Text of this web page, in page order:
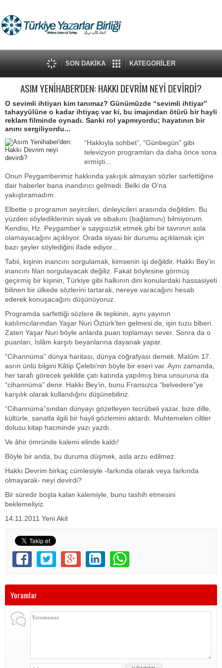
SON DAKİKA KATEGORİLER
ASIM YENİHABER'DEN: HAKKI DEVRİM NEYİ DEVİRDİ?
O sevimli ihtiyarı kim tanımaz? Günümüzde “sevimli ihtiyar”
tahayyülüne o kadar ihtiyaç var ki, bu imajından ötürü bir hayli
reklam filminde oynadı. Sanki rol yapmıyordu; hayatının bir
anını sergiliyordu...
“Hakkıyla sohbet”, “Günbegün” gibi
televizyon programları da daha önce sona
ermişti...
Onun Peygamberimiz hakkında yakışık almayan sözler sarfettiğine
dair haberler bana inandırıcı gelmedi. Belki de O’na
yakıştıramadım.
Elbette o programın seyircileri, dinleyicileri arasında değildim. Bu
yüzden söylediklerinin siyak ve sibakını (bağlamını) bilmiyorum.
Kendisi, Hz. Peygamber’e saygısızlık etmek gibi bir tavrının asla
olamayacağını açıklıyor. Orada siyasi bir durumu açıklamak için
bazı şeyler söylediğini ifade ediyor...
Tabii, kişinin inancını sorgulamak, kimsenin işi değildir. Hakkı Bey’in
inancını filan sorgulayacak değiliz. Fakat böylesine görmüş
geçirmiş bir kişinin, Türkiye gibi halkının dini konulardaki hassasiyeti
bilinen bir ülkede sözlerini tartarak, nereye varacağını hesab
ederek konuşacağını düşünüyoruz.
Programda sarfettiği sözlere ilk tepkinin, aynı yayının
katılımcılarından Yaşar Nuri Öztürk’ten gelmesi de, işin tuzu biberi.
Zaten Yaşar Nuri böyle anlarda puan toplamayı sever. Sonra da o
puanları, İslâm karşıtı beyanlarına dayanak yapar.
“Cihannüma” dünya haritası, dünya coğrafyası demek. Malûm 17.
asrın ünlü bilgini Kâtip Çelebi’nin böyle bir eseri var. Aynı zamanda,
her tarafı görecek şekilde çatı katında yapılmış bina unsuruna da
“cihannüma” denir. Hakkı Bey’in, bunu Fransızca “belvedere”ye
karşılık olarak kullandığını düşünebiliriz.
“Cihannüma”sından dünyayı gözetleyen tecrübeli yazar, bize dille,
kültürle, sanatla ilgili bir hayli gözlemini aktardı. Muhtemelen ciltler
dolusu kitap hacminde yazı yazdı.
Ve âhir ömründe kalemi elinde kaldı!
Böyle bir anda, bu duruma düşmek, asla arzu edilmez.
Hakkı Devrim birkaç cümlesiyle -farkında olarak veya farkında
olmayarak- neyi devirdi?
Bir süredir boşta kalan kalemiyle, bunu tashih etmesini
beklemeliyiz.
14.11.2011 Yeni Akit
Yorumlar